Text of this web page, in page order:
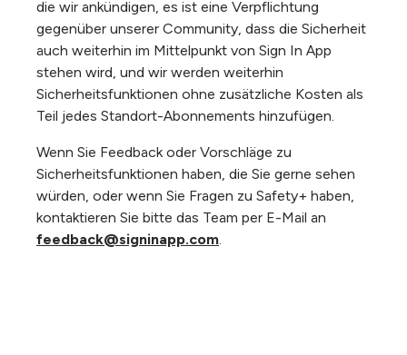
die wir ankündigen, es ist eine Verpflichtung
gegenüber unserer Community, dass die Sicherheit
auch weiterhin im Mittelpunkt von Sign In App
stehen wird, und wir werden weiterhin
Sicherheitsfunktionen ohne zusätzliche Kosten als
Teil jedes Standort-Abonnements hinzufügen.
Wenn Sie Feedback oder Vorschläge zu
Sicherheitsfunktionen haben, die Sie gerne sehen
würden, oder wenn Sie Fragen zu Safety+ haben,
kontaktieren Sie bitte das Team per E-Mail an
feedback@signinapp.com